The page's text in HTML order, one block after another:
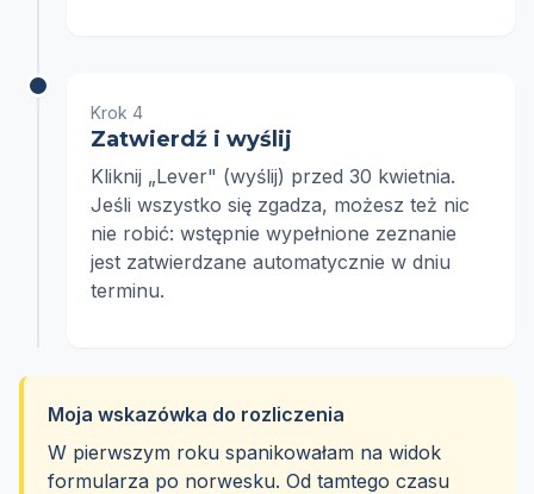
Krok 4
Zatwierdź i wyślij
Kliknij „Lever" (wyślij) przed 30 kwietnia.
Jeśli wszystko się zgadza, możesz też nic
nie robić: wstępnie wypełnione zeznanie
jest zatwierdzane automatycznie w dniu
terminu.
Moja wskazówka do rozliczenia
W pierwszym roku spanikowałam na widok
formularza po norwesku. Od tamtego czasu